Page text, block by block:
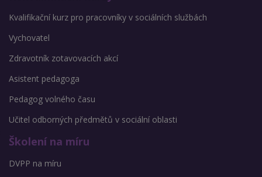
Kvalifikační kurz pro pracovníky v sociálních službách
Vychovatel
Zdravotník zotavovacích akcí
Asistent pedagoga
Pedagog volného času
Učitel odborných předmětů v sociální oblasti
Školení na míru
DVPP na míru